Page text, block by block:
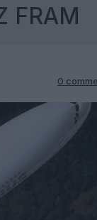
FRAM
0